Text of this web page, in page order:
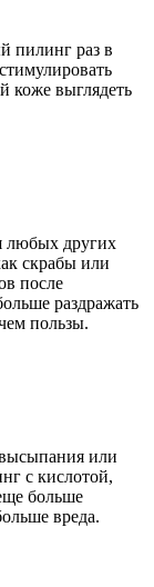
пилинг раз в
коже выглядеть
любых других
скрабы или
после
раздражать
пользы.
или
с кислотой,
больше
вреда.